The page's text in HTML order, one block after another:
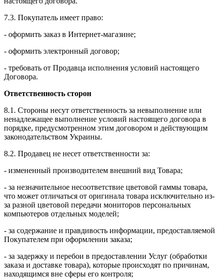
7.3. Покупатель имеет право:
- оформить заказ в Интернет-магазине;
- оформить электронный договор;
- требовать от Продавца исполнения условий настоящего
Договора.
Ответственность сторон
8.1. Стороны несут ответственность за невыполнение или
ненадлежащее выполнение условий настоящего договора в
порядке, предусмотренном этим договором и действующим
законодательством Украины.
8.2. Продавец не несет ответственности за:
- измененный производителем внешний вид Товара;
- за незначительное несоответствие цветовой гаммы товара,
что может отличаться от оригинала товара исключительно из-
за разной цветовой передачи мониторов персональных
компьютеров отдельных моделей;
- за содержание и правдивость информации, предоставляемой
Покупателем при оформлении заказа;
- за задержку и перебои в предоставлении Услуг (обработки
заказа и доставке товара), которые происходят по причинам,
находящимся вне сферы его контроля;